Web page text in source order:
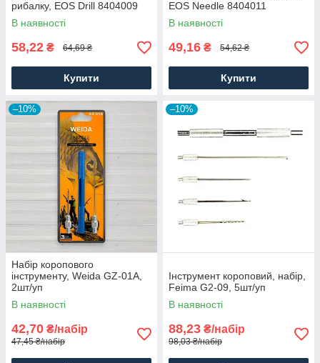
рибалку, EOS Drill 8404009
В наявності
58,22 ₴ 64,69 ₴
Купити
EOS Needle 8404011
В наявності
49,16 ₴ 54,62 ₴
Купити
–10%
Набір коропового
інструменту, Weida GZ-01A,
2шт/уп
В наявності
42,70 ₴/набір
47,45 ₴/набір
–10%
Інструмент короповий, набір,
Feima G2-09, 5шт/уп
В наявності
88,23 ₴/набір
98,03 ₴/набір